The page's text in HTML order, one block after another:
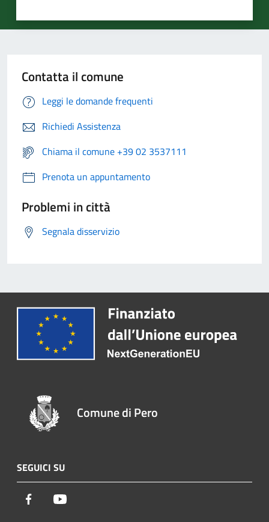
Contatta il comune
Leggi le domande frequenti
Richiedi Assistenza
Chiama il comune +39 02 3537111
Prenota un appuntamento
Problemi in città
Segnala disservizio
Comune di Pero
SEGUICI SU
Facebook